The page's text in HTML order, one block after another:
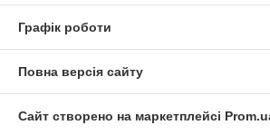
Графік роботи
Повна версія сайту
Сайт створено на маркетплейсі